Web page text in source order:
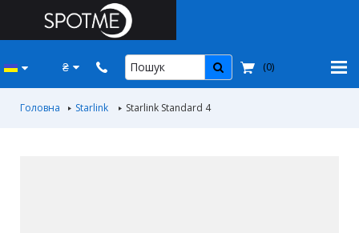
₴ (0)
Головна Starlink Starlink Standard 4